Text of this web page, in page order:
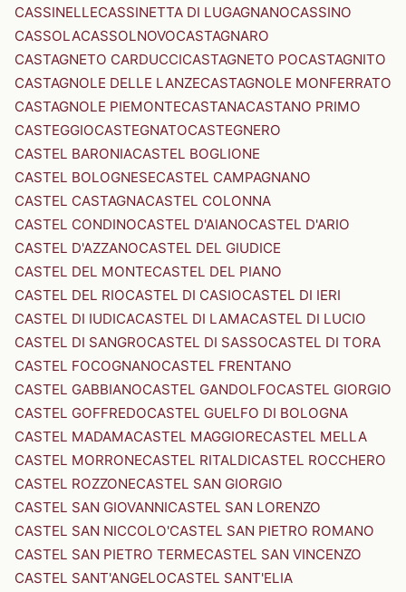
CASSINELLECASSINETTA DI LUGAGNANOCASSINO
CASSOLACASSOLNOVOCASTAGNARO
CASTAGNETO CARDUCCICASTAGNETO POCASTAGNITO
CASTAGNOLE DELLE LANZECASTAGNOLE MONFERRATO
CASTAGNOLE PIEMONTECASTANACASTANO PRIMO
CASTEGGIOCASTEGNATOCASTEGNERO
CASTEL BARONIACASTEL BOGLIONE
CASTEL BOLOGNESECASTEL CAMPAGNANO
CASTEL CASTAGNACASTEL COLONNA
CASTEL CONDINOCASTEL D'AIANOCASTEL D'ARIO
CASTEL D'AZZANOCASTEL DEL GIUDICE
CASTEL DEL MONTECASTEL DEL PIANO
CASTEL DEL RIOCASTEL DI CASIOCASTEL DI IERI
CASTEL DI IUDICACASTEL DI LAMACASTEL DI LUCIO
CASTEL DI SANGROCASTEL DI SASSOCASTEL DI TORA
CASTEL FOCOGNANOCASTEL FRENTANO
CASTEL GABBIANOCASTEL GANDOLFOCASTEL GIORGIO
CASTEL GOFFREDOCASTEL GUELFO DI BOLOGNA
CASTEL MADAMACASTEL MAGGIORECASTEL MELLA
CASTEL MORRONECASTEL RITALDICASTEL ROCCHERO
CASTEL ROZZONECASTEL SAN GIORGIO
CASTEL SAN GIOVANNICASTEL SAN LORENZO
CASTEL SAN NICCOLO'CASTEL SAN PIETRO ROMANO
CASTEL SAN PIETRO TERMECASTEL SAN VINCENZO
CASTEL SANT'ANGELOCASTEL SANT'ELIA